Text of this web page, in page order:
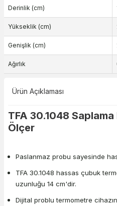
Derinlik (cm)
Yükseklik (cm)
Genişlik (cm)
Ağırlık
Ürün Açıklaması
TFA 30.1048 Saplama
Ölçer
Paslanmaz probu sayesinde
TFA 30.1048 hassas çubuk
uzunluğu 14 cm'dir.
Dijital problu termometre